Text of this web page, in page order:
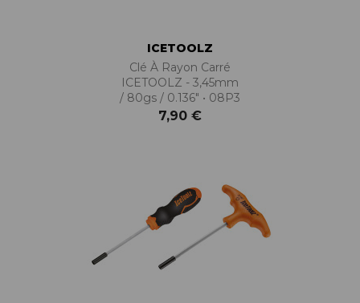
ICETOOLZ
Clé À Rayon Carré
ICETOOLZ - 3,45mm
/ 80gs / 0.136" • 08P3
7,90 €